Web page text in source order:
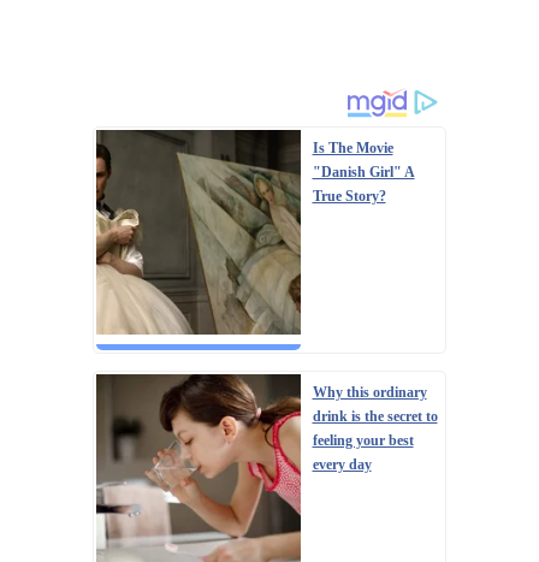
Is The Movie
"Danish Girl" A
True Story?
Why this ordinary
drink is the secret to
feeling your best
every day